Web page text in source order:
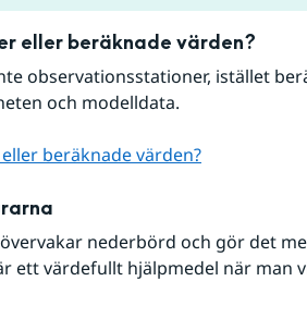
eller beräknade värden?
observationsstationer, istället
och modelldata.
beräknade värden?
nederbörd och gör det
ett värdefullt hjälpmedel när man